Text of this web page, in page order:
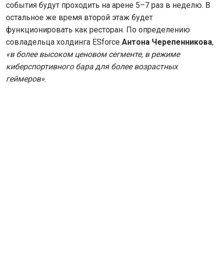
события будут проходить на арене 5–7 раз в неделю. В
остальное же время второй этаж будет
функционировать как ресторан. По определению
совладельца холдинга ESforce Антона Черепенникова,
«в более высоком ценовом сегменте, в режиме
киберспортивного бара для более возрастных
геймеров».